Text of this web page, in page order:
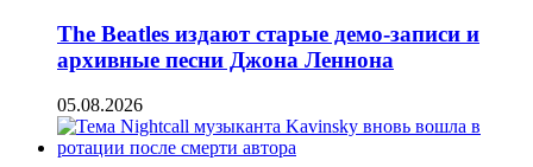
The Beatles издают старые демо-записи и
архивные песни Джона Леннона
05.08.2026